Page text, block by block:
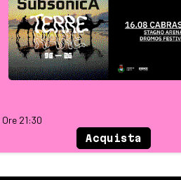
Ore 21:30
Acquista